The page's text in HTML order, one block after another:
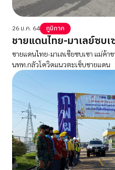
26 ม.ค. 64 ภูมิภาค
ชายแดนไทย-มาเลย์ซบ
ชายแดนไทย-มาเลเซียซบเซา แม่ค้า
นทท.กลัวโควิดแนวตะเข็บชายแดน